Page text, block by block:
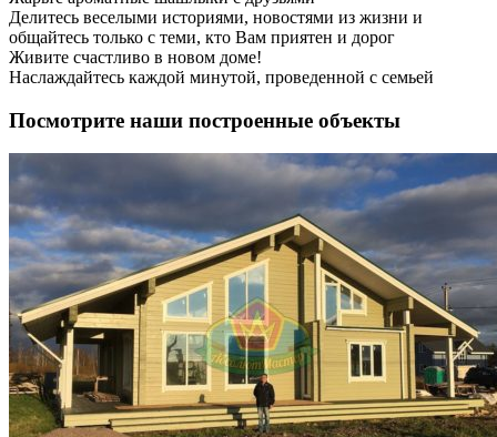
Делитесь веселыми историями, новостями из жизни и
общайтесь только с теми, кто Вам приятен и дорог
Живите счастливо в новом доме!
Наслаждайтесь каждой минутой, проведенной с семьей
Посмотрите наши построенные объекты